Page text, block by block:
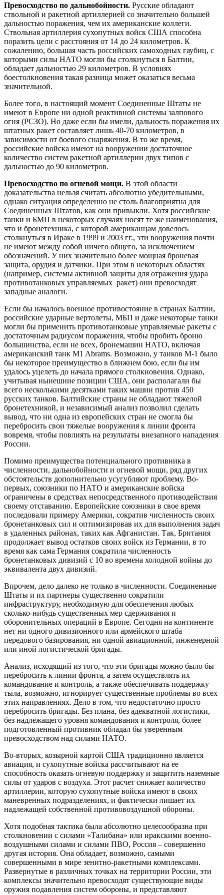
Превосходство по дальнобойности. Русские обладают
ствольной и ракетной артиллерией со значительно большей
дальностью поражения, чем их американские коллеги.
Ствольная артиллерия сухопутных войск США способна
поразить цели с расстояния от 14 до 24 километров. К
сожалению, большая часть российских самоходных гаубиц, с
которыми силы НАТО могли бы столкнуться в Балтии,
обладает дальностью 29 километров. В условиях
боестолкновения такая разница может оказаться весьма
значительной.
Более того, в настоящий момент Соединенные Штаты не
имеют в Европе ни одной реактивной системы залпового
огня (РСЗО). Но даже если бы имели, дальность поражения их
штатных ракет составляет лишь 40-70 километров, в
зависимости от боевого снаряжения. В то же время,
российские войска имеют на вооружении достаточное
количество систем ракетной артиллерии двух типов с
дальностью до 90 километров.
Превосходство по огневой мощи. В этой области
доказательства нельзя считать абсолютно убедительными,
однако ситуация определенно не столь благоприятна для
Соединенных Штатов, как они привыкли. Хотя российские
танки и БМП в некоторых случаях носят те же наименования,
что и бронетехника, с которой американцам довелось
столкнуться в Ираке в 1999 и 2003 гг., эти вооружения почти
не имеют между собой ничего общего, за исключением
обозначений. У них значительно более мощная броневая
защита, орудия и датчики. При этом в некоторых областях
(например, системы активной защиты для отражения удара
противотанковых управляемых ракет) они превосходят
западные аналоги.
Если бы началось военное противостояние в странах Балтии,
российские ударные вертолеты, МБП и даже некоторые танки
могли бы применить противотанковые управляемые ракеты с
достаточным радиусом поражения, чтобы пробить броню
большинства, если не всех, бронемашин НАТО, включая
американский танк M1 Abrams. Возможно, у танков М-1 было
бы некоторое преимущество в ближнем бою, если бы им
удалось уцелеть до начала прямого столкновения. Однако,
учитывая нынешние позиции США, они располагали бы
всего несколькими десятками таких машин против 450
русских танков. Балтийские страны не обладают тяжелой
бронетехникой, и независимый анализ позволил сделать
вывод, что ни одна из европейских стран не смогла бы
перебросить свои тяжелые вооружения к линии фронта
вовремя, чтобы повлиять на результаты внезапного нападения
России.
Помимо преимущества потенциального противника в
численности, дальнобойности и огневой мощи, ряд других
обстоятельств дополнительно усугубляют проблему. Во-
первых, союзники по НАТО и американские войска
ограничены в средствах непосредственного противодействия
своему отставанию. Европейские союзники в свое время
последовали примеру Америки, сократив численность своих
бронетанковых сил и оптимизировав их для выполнения задач
в удаленных районах, таких как Афганистан. Так, Британия
продолжает вывод остатков своих войск из Германии, в то
время как сама Германия сократила численность
бронетанковых дивизий с 10 во времена холодной войны до
эквивалента двух дивизий.
Впрочем, дело далеко не только в численности. Соединенные
Штаты и их партнеры существенно сократили
инфраструктуру, необходимую для обеспечения любых
сколько-нибудь существенных мер сдерживания и
оборонительных операций в Европе. Сегодня на континенте
нет ни одного дивизионного или армейского штаба
передового базирования, ни одной авиационной, инженерной
или иной логистической бригады.
Анализ, исходящий из того, что эти бригады можно было бы
перебросить к линии фронта, а затем осуществлять их
командование и контроль, а также обеспечивать поддержку
тыла, возможно, игнорирует существенные проблемы во всех
этих направлениях. Дело в том, что недостаточно просто
перебросить бригады. Без плана, без адекватной логистики,
без надлежащего уровня командования и контроля, более
подготовленный противник обладал бы уверенным
превосходством над силами НАТО.
Во-вторых, козырной картой США традиционно является
авиация, и сухопутные войска рассчитывают на ее
способность оказать огневую поддержку и защитить наземные
силы от ударов с воздуха. Этот расчет снижает количество
артиллерии, которую сухопутные войска имеют в своих
маневренных подразделениях, и фактически лишает их
надлежащей собственной противовоздушной обороны.
Хотя подобная тактика была абсолютно целесообразна при
столкновении с силами «Талибана» или иракскими военно-
воздушными силами и силами ПВО, Россия – совершенно
другая история. Она обладает, возможно, самыми
совершенными в мире зенитно-ракетными комплексами.
Развернутые в различных точках на территории России, эти
комплексы значительно превосходят существующие виды
оружия подавления систем обороны, и представляют